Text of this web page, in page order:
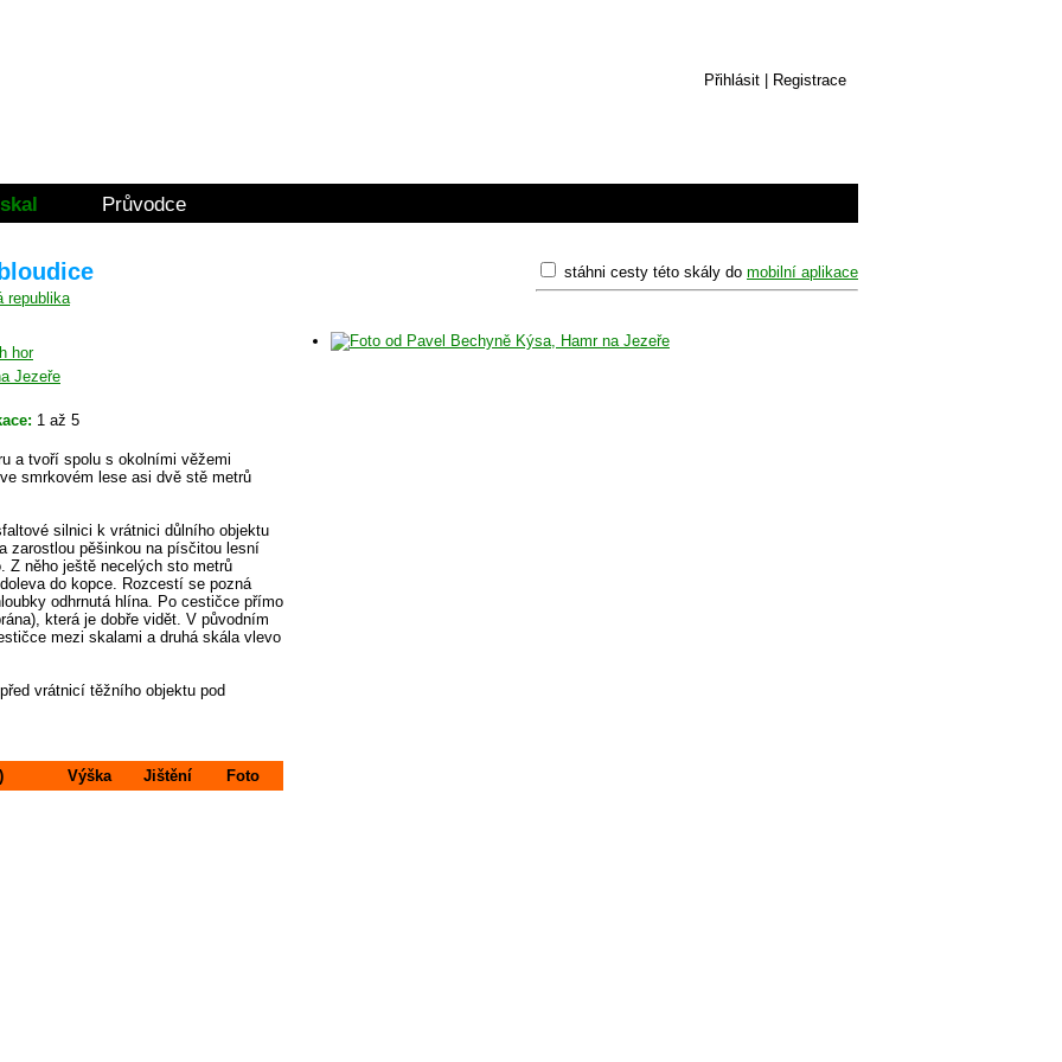
Přihlásit Registrace
Průvodce
stáhni cesty této skály do mobilní aplikace
hor
Jezeře
1 až 5
a tvoří spolu s okolními věžemi
smrkovém lese asi dvě stě metrů
silnici k vrátnici důlního objektu
zarostlou pěšinkou na písčitou lesní
něho ještě necelých sto metrů
do kopce. Rozcestí se pozná
odhrnutá hlína. Po cestičce přímo
která je dobře vidět. V původním
mezi skalami a druhá skála vlevo
vrátnicí těžního objektu pod
Výška Jištění Foto